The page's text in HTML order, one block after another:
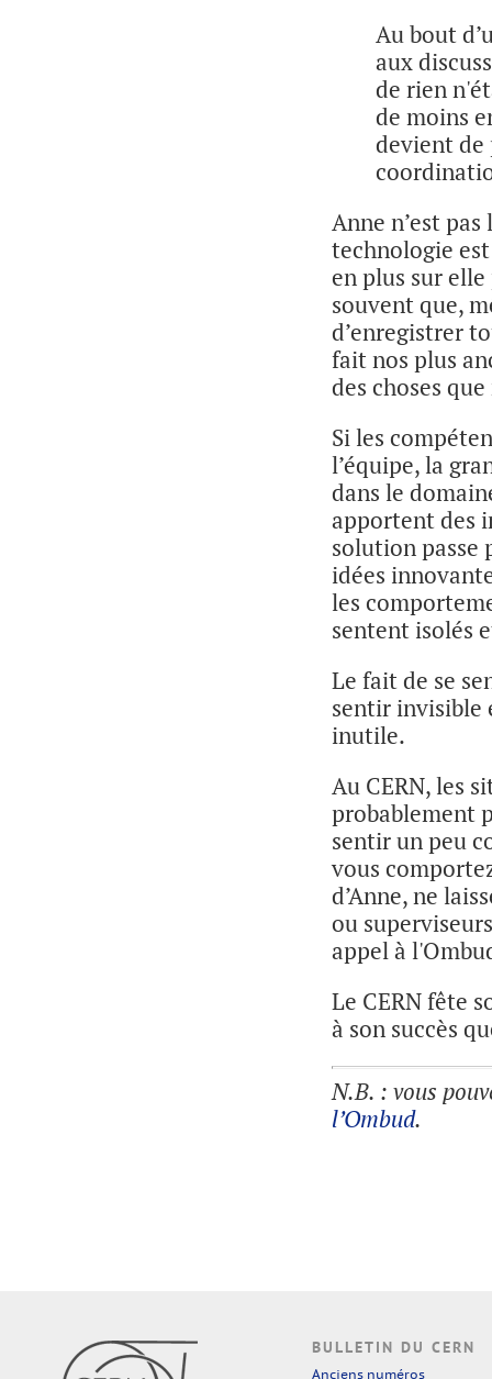
Au bout
aux
de rien
de moins
devient de
Anne n’est
technologie
en plus sur
souvent que,
d’enregistrer
fait nos plus
des choses
Si les
l’équipe, la
dans le
apportent des
solution passe
idées
les
sentent isolés
Le fait de se
sentir invisible
inutile.
Au CERN, les
probablement
sentir un peu
vous
d’Anne, ne
ou
appel à
Le CERN fête
à son succès
N.B. : vous
l’Ombud.
BULLETIN DU CERN
Anciens numéros